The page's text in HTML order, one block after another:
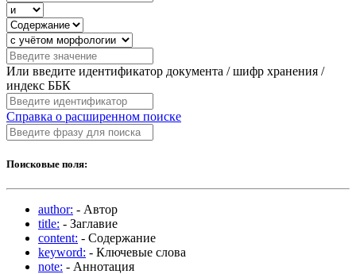
Или введите идентификатор документа / шифр хранения /
индекс ББК
Справка о расширенном поиске
Поисковые поля:
author: - Автор
title: - Заглавие
content: - Содержание
keyword: - Ключевые слова
note: - Аннотация